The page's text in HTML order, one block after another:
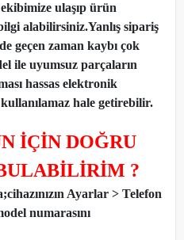
ulaşıp ürün
alabilirsiniz.Yanlış sipariş
geçen zaman kaybı çok
ile uyumsuz parçaların
hassas elektronik
kullanılamaz hale getirebilir.
İÇİN DOĞRU
?
Ayarlar > Telefon
numarasını